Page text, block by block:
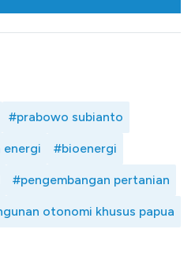
#prabowo subianto
energi #bioenergi
#pengembangan pertanian
otonomi khusus papua